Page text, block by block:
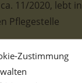
Zustimmung
11/2020, lebt in
Pflegestelle
bisher in einer
Lou dort